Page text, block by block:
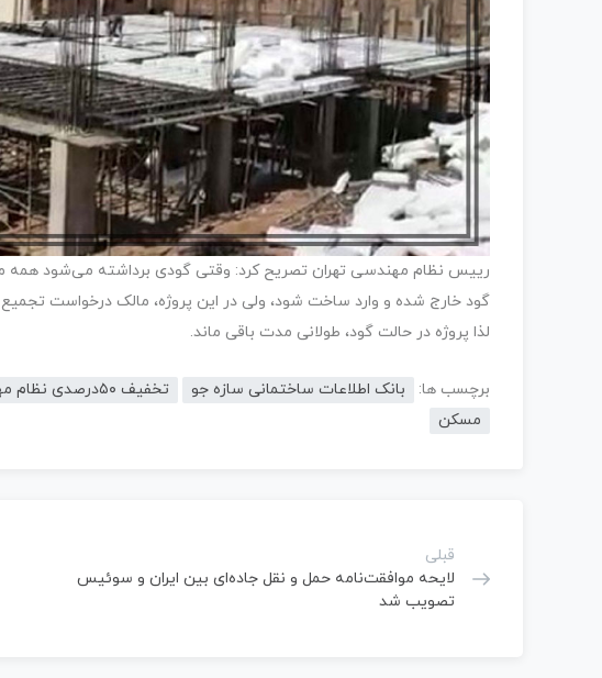
رییس نظام مهندسی تهران تصریح کرد: وقتی گودی برداشته می‌شود همه
گود خارج شده و وارد ساخت شود، ولی در این پروژه، مالک درخواست تجمیع
لذا پروژه در حالت گود، طولانی مدت باقی ماند.
برچسب ها: بانک اطلاعات ساختمانی سازه جو تخفیف ۵۰درصدی نظام مهندسی برای مسکن ملی
مسکن
قبلی
لایحه موافقت‌نامه حمل و نقل جاده‌ای بین ایران و سوئیس
تصویب شد